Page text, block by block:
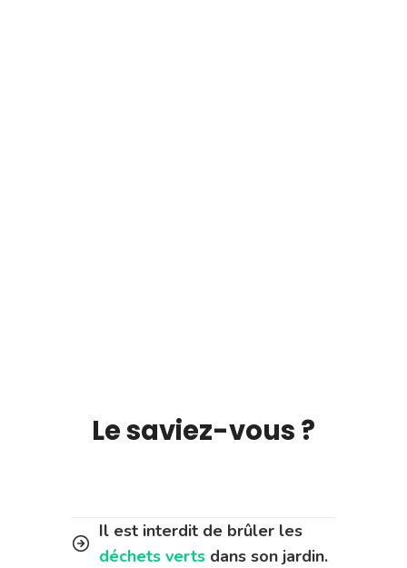
Le saviez-vous ?
Il est interdit de brûler les
déchets verts dans son jardin.